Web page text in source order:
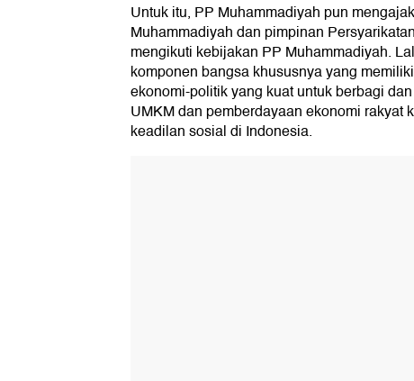
Untuk itu, PP Muhammadiyah pun
Muhammadiyah dan pimpinan
mengikuti kebijakan PP Muhammadiyah.
komponen bangsa khususnya yang
ekonomi-politik yang kuat untuk berbagi
UMKM dan pemberdayaan ekonomi rakyat
keadilan sosial di Indonesia.